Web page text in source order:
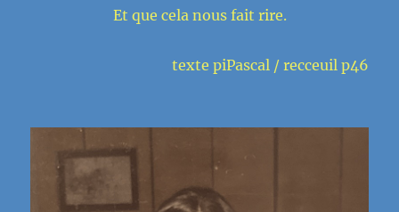
Et que cela nous fait rire.
texte piPascal / recceuil p46